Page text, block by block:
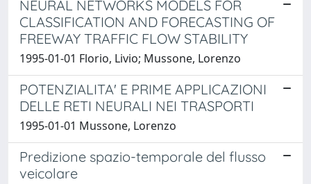
NEURAL NETWORKS MODELS FOR
CLASSIFICATION AND FORECASTING OF
FREEWAY TRAFFIC FLOW STABILITY
1995-01-01 Florio, Livio; Mussone, Lorenzo
POTENZIALITA' E PRIME APPLICAZIONI
DELLE RETI NEURALI NEI TRASPORTI
1995-01-01 Mussone, Lorenzo
Predizione spazio-temporale del flusso
veicolare